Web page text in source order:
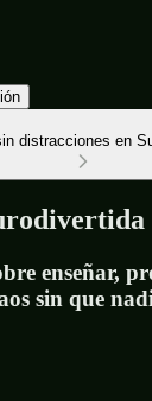
distracciones en
enseñar,
sin que